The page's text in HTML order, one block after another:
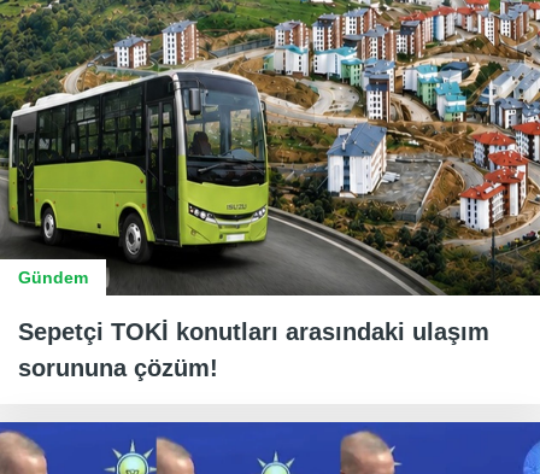
Gündem
Sepetçi TOKİ konutları arasındaki ulaşım
sorununa çözüm!